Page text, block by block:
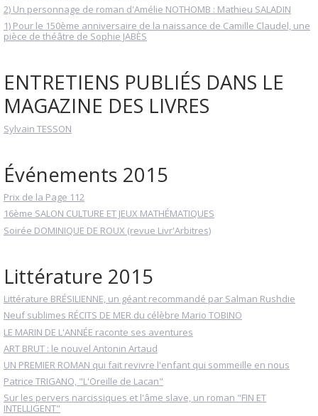
2) Un personnage de roman d'Amélie NOTHOMB : Mathieu SALADIN
1) Pour le 150ème anniversaire de la naissance de Camille Claudel, une
pièce de théâtre de Sophie JABÈS
ENTRETIENS PUBLIÉS DANS LE
MAGAZINE DES LIVRES
Sylvain TESSON
Événements 2015
Prix de la Page 112
16ème SALON CULTURE ET JEUX MATHÉMATIQUES
Soirée DOMINIQUE DE ROUX (revue Livr'Arbitres)
Littérature 2015
Littérature BRÉSILIENNE, un géant recommandé par Salman Rushdie
Neuf sublimes RÉCITS DE MER du célèbre Mario TOBINO
LE MARIN DE L'ANNÉE raconte ses aventures
ART BRUT : le nouvel Antonin Artaud
UN PREMIER ROMAN qui fait revivre l'enfant qui sommeille en nous
Patrice TRIGANO, "L'Oreille de Lacan"
Sur les pervers narcissiques et l'âme slave, un roman "FIN ET
INTELLIGENT"